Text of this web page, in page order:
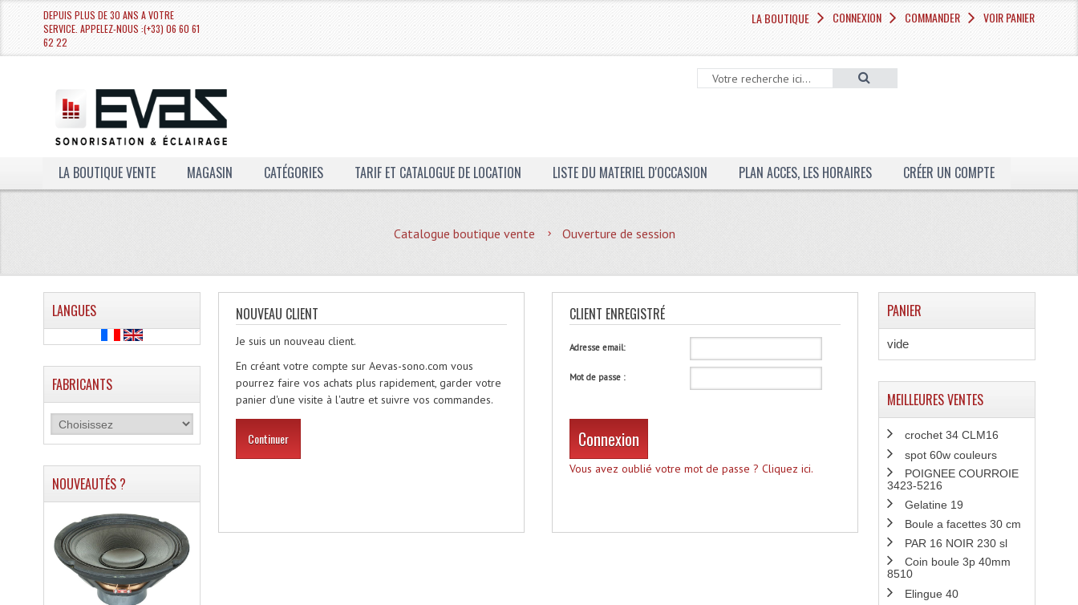
DEPUIS PLUS DE 30 ANS A VOTRE
SERVICE. APPELEZ-NOUS :(+33) 06 60 61
62 22
LA BOUTIQUE CONNEXION COMMANDER VOIR PANIER
LA BOUTIQUE VENTE MAGASIN CATÉGORIES TARIF ET CATALOGUE DE LOCATION LISTE DU MATERIEL D'OCCASION PLAN ACCES, LES HORAIRES CRÉER UN COMPTE
Catalogue boutique vente Ouverture de session
NOUVEAU CLIENT
Je suis un nouveau client.
En créant votre compte sur Aevas-sono.com vous
pourrez faire vos achats plus rapidement, garder votre
panier d'une visite à l'autre et suivre vos commandes.
Continuer
CLIENT ENREGISTRÉ
Adresse email:
Mot de passe :
Connexion
Vous avez oublié votre mot de passe ? Cliquez ici.
LANGUES
FABRICANTS
NOUVEAUTÉS ?
PANIER
vide
MEILLEURES VENTES
crochet 34 CLM16
spot 60w couleurs
POIGNEE COURROIE
3423-5216
Gelatine 19
Boule a facettes 30 cm
PAR 16 NOIR 230 sl
Coin boule 3p 40mm
8510
Elingue 40